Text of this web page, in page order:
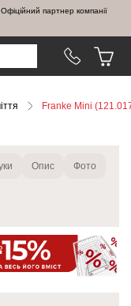
партнер компанії
Franke Mini
Опис Фото